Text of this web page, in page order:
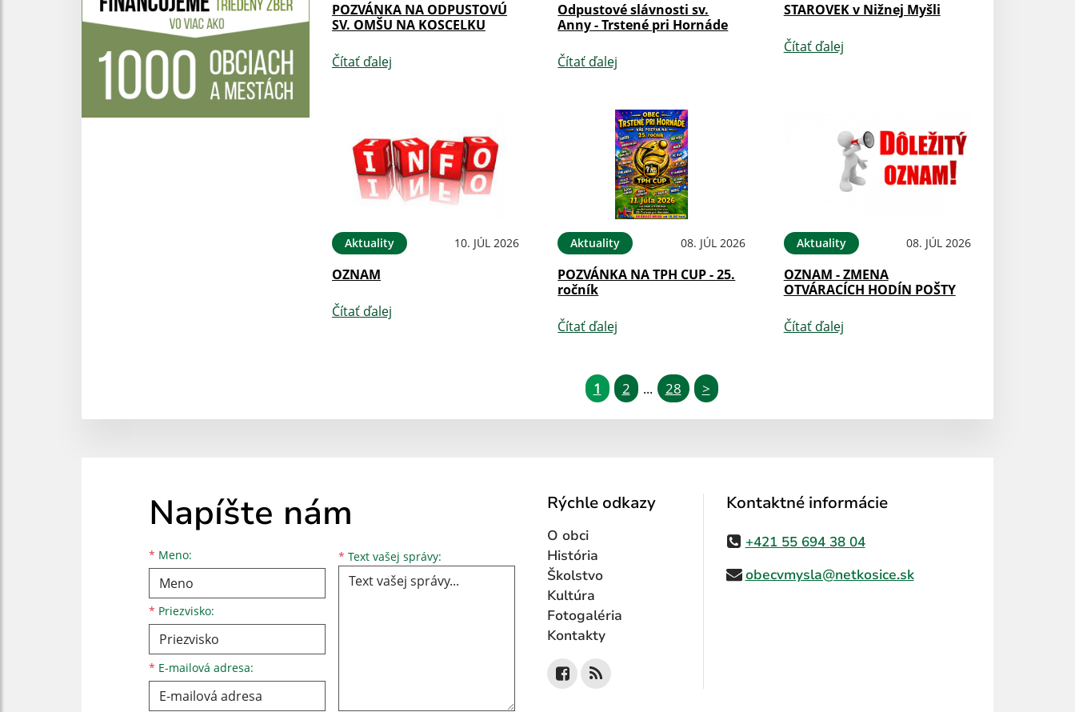
POZVÁNKA NA ODPUSTOVÚ
SV. OMŠU NA KOSCELKU
Čítať ďalej
Odpustové slávnosti sv.
Anny - Trstené pri Hornáde
Čítať ďalej
STAROVEK v Nižnej Myšli
Čítať ďalej
Aktuality 10. JÚL 2026
OZNAM
Čítať ďalej
Aktuality 08. JÚL 2026
POZVÁNKA NA TPH CUP - 25.
ročník
Čítať ďalej
Aktuality 08. JÚL 2026
OZNAM - ZMENA
OTVÁRACÍCH HODÍN POŠTY
Čítať ďalej
1 2 ... 28 >
Napíšte nám
* Meno:
Meno
* Priezvisko:
Priezvisko
* E-mailová adresa:
E-mailová adresa * Text vašej správy: Text vašej správy...
Rýchle odkazy
O obci
História
Školstvo
Kultúra
Fotogaléria
Kontakty
Kontaktné informácie
+421 55 694 38 04
obecvmysla@netkosice.sk